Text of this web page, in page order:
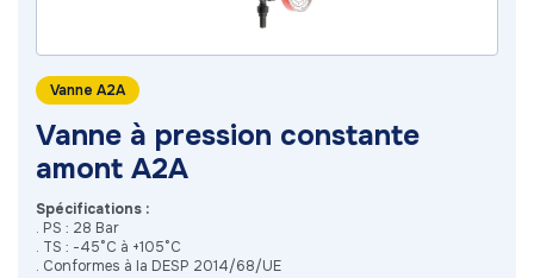
Vanne A2A
Vanne à pression constante
amont A2A
Spécifications :
. PS : 28 Bar
. TS : -45°C à +105°C
. Conformes à la DESP 2014/68/UE